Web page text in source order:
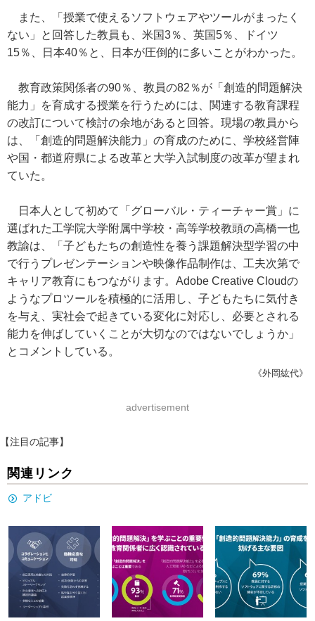
また、「授業で使えるソフトウェアやツールがまったく
ない」と回答した教員も、米国3％、英国5％、ドイツ
15％、日本40％と、日本が圧倒的に多いことがわかった。
教育政策関係者の90％、教員の82％が「創造的問題解決
能力」を育成する授業を行うためには、関連する教育課程
の改訂について検討の余地があると回答。現場の教員から
は、「創造的問題解決能力」の育成のために、学校経営陣
や国・都道府県による改革と大学入試制度の改革が望まれ
ていた。
日本人として初めて「グローバル・ティーチャー賞」に
選ばれた工学院大学附属中学校・高等学校教頭の高橋一也
教諭は、「子どもたちの創造性を養う課題解決型学習の中
で行うプレゼンテーションや映像作品制作は、工夫次第で
キャリア教育にもつながります。Adobe Creative Cloudの
ようなプロツールを積極的に活用し、子どもたちに気付き
を与え、実社会で起きている変化に対応し、必要とされる
能力を伸ばしていくことが大切なのではないでしょうか」
とコメントしている。
《外岡紘代》
advertisement
【注目の記事】
関連リンク
アドビ